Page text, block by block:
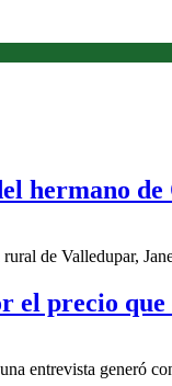
hermano
de Valledupar,
el precio
entrevista generó